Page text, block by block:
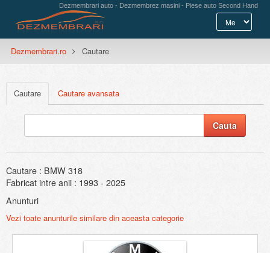
Dezmembrari auto - Dezmembrez masini - Piese auto Second Hand
Dezmembrari.ro Cautare
Cautare Cautare avansata
Cautare : BMW 318
Fabricat intre anii : 1993 - 2025
Anunturi
Vezi toate anunturile similare din aceasta categorie